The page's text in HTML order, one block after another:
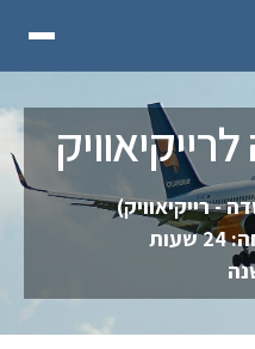
- רייקיאוויק)